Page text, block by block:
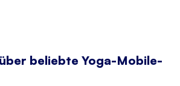
beliebte Yoga-Mobile-